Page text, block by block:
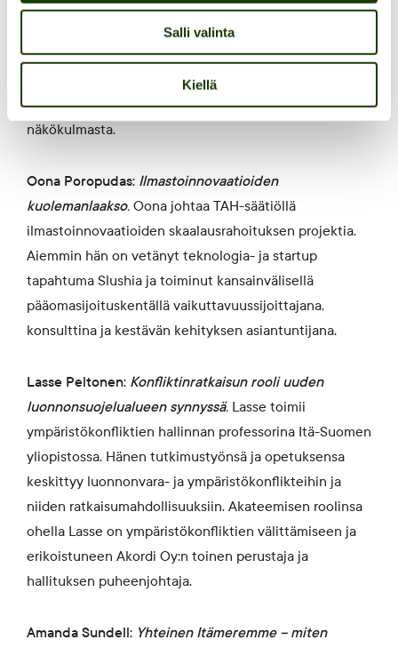
Salli valinta
Kiellä
Teemu Loikkanen:Jätekansalaisuus murroksessa.
Teemu on sosiologian väitöskirjatutkija Lapin
yliopistossa. Hänen tutkimuksensa tarkastelee
jätekansalaisuutta arjen infrastruktuurien sekä
kuluttamisen ja jätteen välisten suhteiden
näkökulmasta.
Oona Poropudas: Ilmastoinnovaatioiden
kuolemanlaakso. Oona johtaa TAH-säätiöllä
ilmastoinnovaatioiden skaalausrahoituksen projektia.
Aiemmin hän on vetänyt teknologia- ja startup
tapahtuma Slushia ja toiminut kansainvälisellä
pääomasijoituskentällä vaikuttavuussijoittajana,
konsulttina ja kestävän kehityksen asiantuntijana.
Lasse Peltonen: Konfliktinratkaisun rooli uuden
luonnonsuojelualueen synnyssä. Lasse toimii
ympäristökonfliktien hallinnan professorina Itä-Suomen
yliopistossa. Hänen tutkimustyönsä ja opetuksensa
keskittyy luonnonvara- ja ympäristökonflikteihin ja
niiden ratkaisumahdollisuuksiin. Akateemisen roolinsa
ohella Lasse on ympäristökonfliktien välittämiseen ja
erikoistuneen Akordi Oy:n toinen perustaja ja
hallituksen puheenjohtaja.
Amanda Sundell: Yhteinen Itämeremme – miten